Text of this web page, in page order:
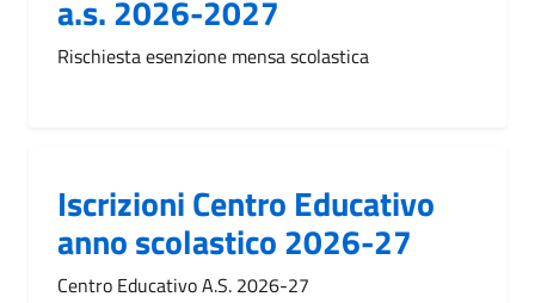
a.s. 2026-2027
Rischiesta esenzione mensa scolastica
Iscrizioni Centro Educativo
anno scolastico 2026-27
Centro Educativo A.S. 2026-27